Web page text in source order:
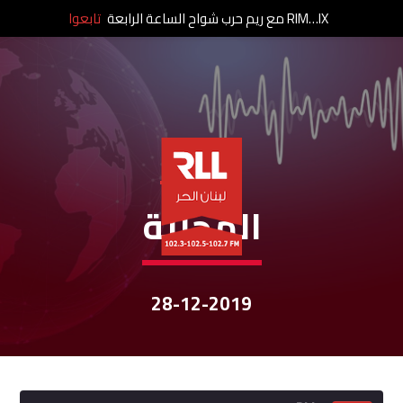
نشرات الأخبار
المحليّة
28-12-2019
RIM…IX مع ريم حرب شواح الساعة الرابعة تابعوا